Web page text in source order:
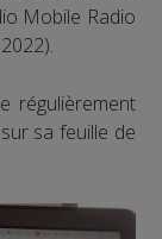
Mobile Radio
régulièrement
sa feuille de